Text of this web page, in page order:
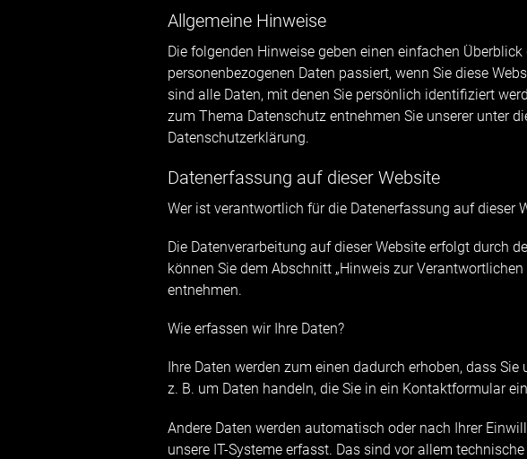
Allgemeine Hinweise
Die folgenden Hinweise geben einen einfachen
personenbezogenen Daten passiert, wenn Sie diese
sind alle Daten, mit denen Sie persönlich identifiziert
zum Thema Datenschutz entnehmen Sie unserer unter
Datenschutzerklärung.
Datenerfassung auf dieser Website
Wer ist verantwortlich für die Datenerfassung auf dieser
Die Datenverarbeitung auf dieser Website erfolgt durch
können Sie dem Abschnitt „Hinweis zur
entnehmen.
Wie erfassen wir Ihre Daten?
Ihre Daten werden zum einen dadurch erhoben, dass
z. B. um Daten handeln, die Sie in ein Kontaktformular
Andere Daten werden automatisch oder nach Ihrer
unsere IT-Systeme erfasst. Das sind vor allem